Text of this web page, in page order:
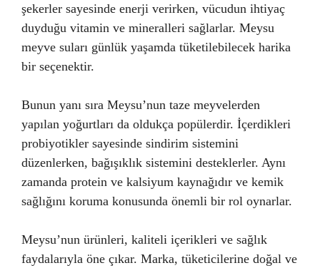
şekerler sayesinde enerji verirken, vücudun ihtiyaç
duyduğu vitamin ve mineralleri sağlarlar. Meysu
meyve suları günlük yaşamda tüketilebilecek harika
bir seçenektir.
Bunun yanı sıra Meysu’nun taze meyvelerden
yapılan yoğurtları da oldukça popülerdir. İçerdikleri
probiyotikler sayesinde sindirim sistemini
düzenlerken, bağışıklık sistemini desteklerler. Aynı
zamanda protein ve kalsiyum kaynağıdır ve kemik
sağlığını koruma konusunda önemli bir rol oynarlar.
Meysu’nun ürünleri, kaliteli içerikleri ve sağlık
faydalarıyla öne çıkar. Marka, tüketicilerine doğal ve